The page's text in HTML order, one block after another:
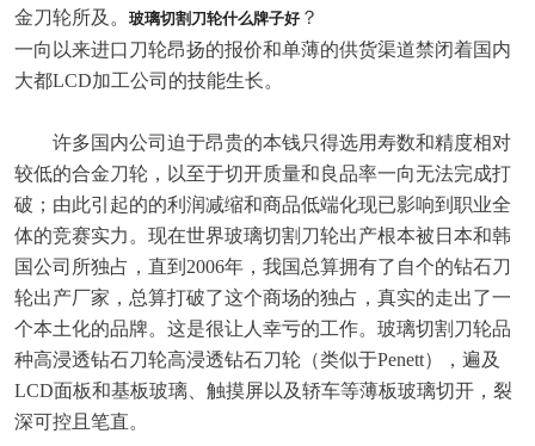
金刀轮所及。 玻璃切割刀轮什么牌子好？
一向以来进口刀轮昂扬的报价和单薄的供货渠道禁闭着国内
大都LCD加工公司的技能生长。
许多国内公司迫于昂贵的本钱只得选用寿数和精度相对
较低的合金刀轮，以至于切开质量和良品率一向无法完成打
破；由此引起的的利润减缩和商品低端化现已影响到职业全
体的竞赛实力。现在世界玻璃切割刀轮出产根本被日本和韩
国公司所独占，直到2006年，我国总算拥有了自个的钻石刀
轮出产厂家，总算打破了这个商场的独占，真实的走出了一
个本土化的品牌。这是很让人幸亏的工作。玻璃切割刀轮品
种高浸透钻石刀轮高浸透钻石刀轮（类似于Penett），遍及
LCD面板和基板玻璃、触摸屏以及轿车等薄板玻璃切开，裂
深可控且笔直。